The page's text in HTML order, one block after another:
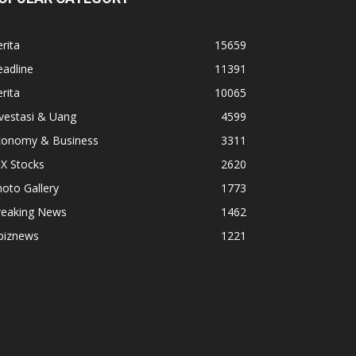
15659
11391
10065
& Uang
4599
& Business
3311
Stocks
2620
Gallery
1773
News
1462
1221